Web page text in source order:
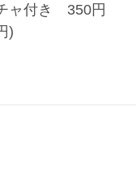
ャ付き 350円
)